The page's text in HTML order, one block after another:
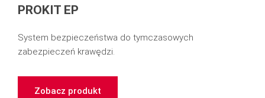
PROKIT EP
System bezpieczeństwa do tymczasowych
zabezpieczeń krawędzi.
Zobacz produkt